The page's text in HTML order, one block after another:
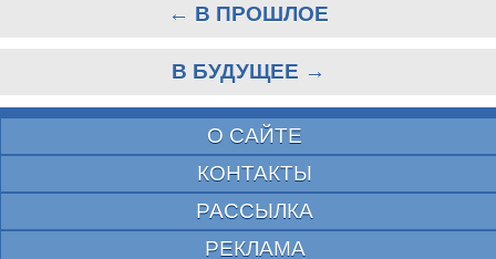
← В ПРОШЛОЕ
В БУДУЩЕЕ →
О САЙТЕ
КОНТАКТЫ
РАССЫЛКА
РЕКЛАМА